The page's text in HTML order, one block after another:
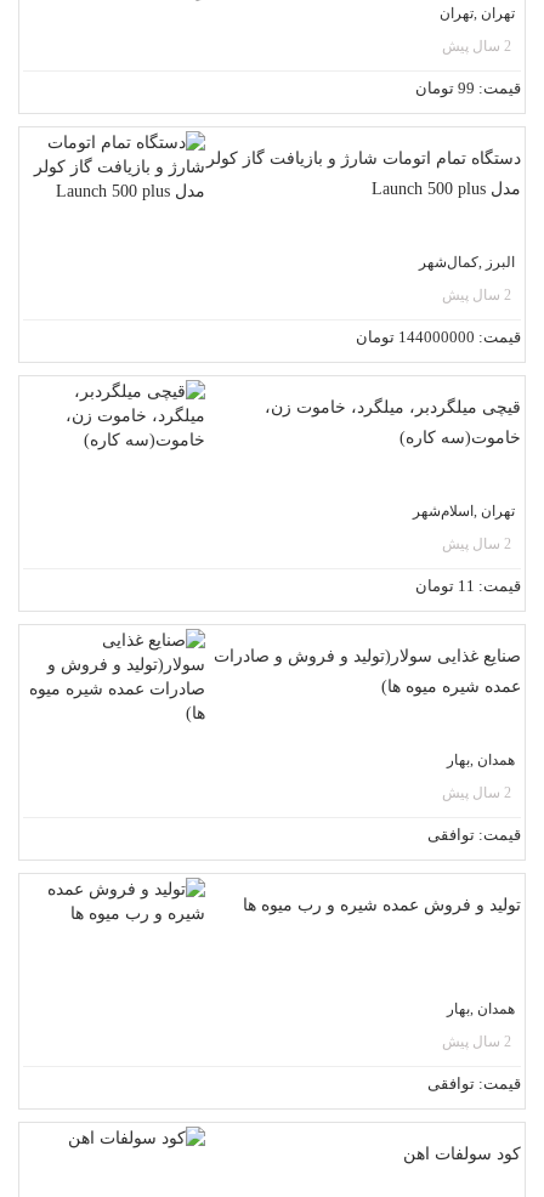
تهران ,تهران
2 سال پیش
قیمت: 99 تومان
دستگاه تمام اتومات شارژ و بازیافت گاز کولر
مدل Launch 500 plus
البرز ,کمال‌شهر
2 سال پیش
قیمت: 144000000 تومان
قیچی میلگردبر، میلگرد، خاموت زن،
خاموت(سه کاره)
تهران ,اسلام‌شهر
2 سال پیش
قیمت: 11 تومان
صنایع غذایی سولار(تولید و فروش و صادرات
عمده شیره میوه ها)
همدان ,بهار
2 سال پیش
قیمت: توافقی
تولید و فروش عمده شیره و رب میوه ها
همدان ,بهار
2 سال پیش
قیمت: توافقی
کود سولفات اهن